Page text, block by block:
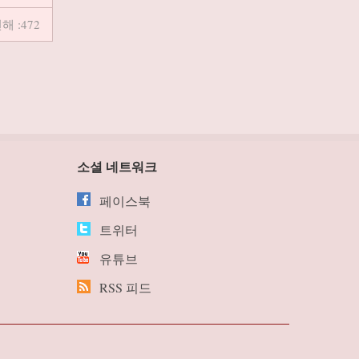
:472
소셜 네트워크
페이스북
트위터
유튜브
RSS 피드